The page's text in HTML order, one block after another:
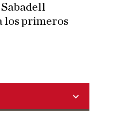
los primeros